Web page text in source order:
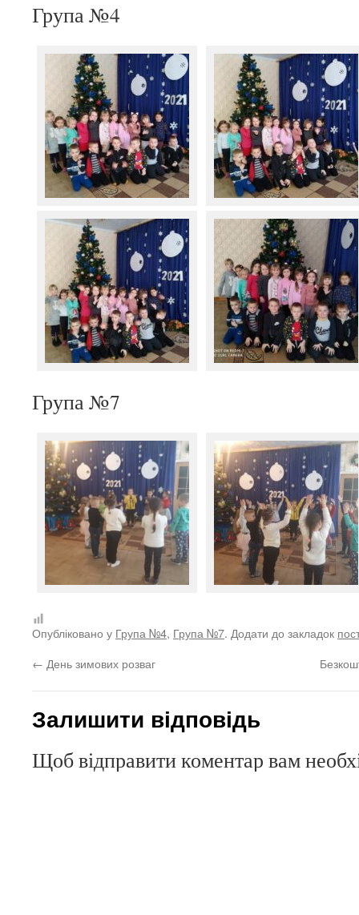
Група №4
Група №7
Опубліковано у Група №4, Група №7. Додати до закладок
← День зимових розваг
Залишити відповідь
Щоб відправити коментар вам